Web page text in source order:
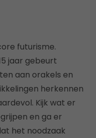
futurisme.
jaar gebeurt
aan orakels en
herkennen
Kijk wat er
en ga er
het noodzaak